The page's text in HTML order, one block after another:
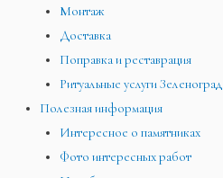
Монтаж
Доставка
Поправка и реставрация
Ритуальные услуги Зеленоград
Полезная информация
Интересное о памятниках
Фото интересных работ